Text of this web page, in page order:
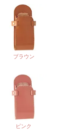
ブラウン
ピンク